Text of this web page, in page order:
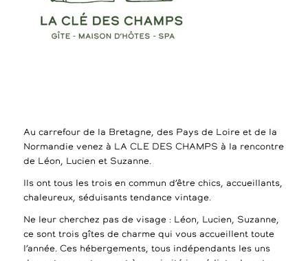
Au carrefour de la Bretagne, des Pays de Loire et de la
Normandie venez à LA CLE DES CHAMPS à la rencontre
de Léon, Lucien et Suzanne.
Ils ont tous les trois en commun d’être chics, accueillants,
chaleureux, séduisants tendance vintage.
Ne leur cherchez pas de visage : Léon, Lucien, Suzanne,
ce sont trois gîtes de charme qui vous accueillent toute
l’année. Ces hébergements, tous indépendants les uns